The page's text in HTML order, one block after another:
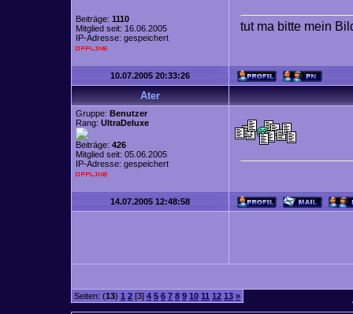
Beiträge: 1110
Mitglied seit: 16.06.2005
IP-Adresse: gespeichert
tut ma bitte mein
10.07.2005 20:33:26
Ater
Gruppe: Benutzer
Rang: UltraDeluxe
Beiträge: 426
Mitglied seit: 05.06.2005
IP-Adresse: gespeichert
14.07.2005 12:48:58
Seiten: (13) 1 2 [3] 4 5 6 7 8 9 10 11 12 13 »